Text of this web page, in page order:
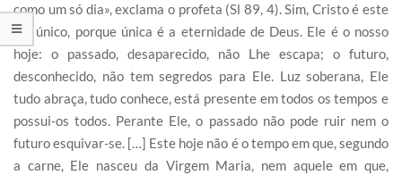
como um só dia», exclama o profeta (Sl 89, 4). Sim, Cristo é este
dia único, porque única é a eternidade de Deus. Ele é o nosso
hoje: o passado, desaparecido, não Lhe escapa; o futuro,
desconhecido, não tem segredos para Ele. Luz soberana, Ele
tudo abraça, tudo conhece, está presente em todos os tempos e
possui-os todos. Perante Ele, o passado não pode ruir nem o
futuro esquivar-se. […] Este hoje não é o tempo em que, segundo
a carne, Ele nasceu da Virgem Maria, nem aquele em que,